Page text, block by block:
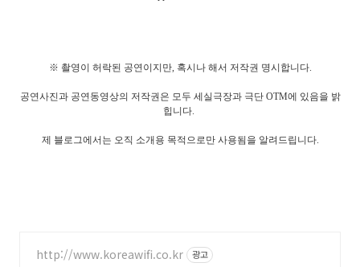
※ 촬영이 허락된 공연이지만, 혹시나 해서 저작권 명시합니다.
공연사진과 공연동영상의 저작권은 모두 세실극장과 극단 OTM에 있음을 밝
힙니다.
제 블로그에서는 오직 소개용 목적으로만 사용됨을 알려드립니다.
http://www.koreawifi.co.kr 광고